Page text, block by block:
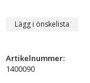
Lägg i önskelista
Artikelnummer:
1400090